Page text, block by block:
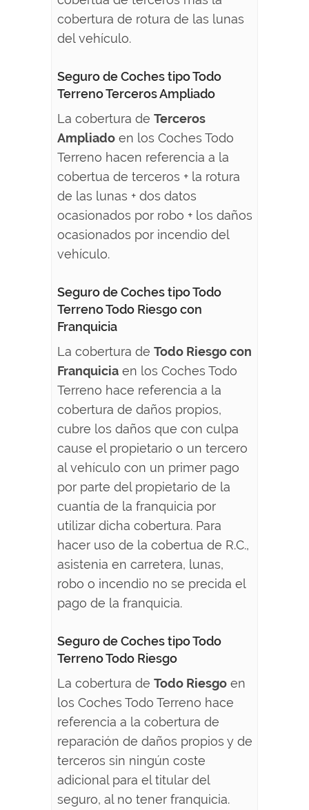
cobertura de rotura de las lunas
del vehículo.
Seguro de Coches tipo Todo
Terreno Terceros Ampliado
La cobertura de Terceros
Ampliadoen los Coches Todo
Terreno hacen referencia a la
cobertua de terceros + la rotura
de las lunas + dos datos
ocasionados por robo + los daños
ocasionados por incendio del
vehículo.
Seguro de Coches tipo Todo
Terreno Todo Riesgo con
Franquicia
La cobertura de Todo Riesgo con
Franquiciaen los Coches Todo
Terreno hace referencia a la
cobertura de daños propios,
cubre los daños que con culpa
cause el propietario o un tercero
al vehículo con un primer pago
por parte del propietario de la
cuantía de la franquicia por
utilizar dicha cobertura. Para
hacer uso de la cobertua de R.C.,
asistenia en carretera, lunas,
robo o incendio no se precida el
pago de la franquicia.
Seguro de Coches tipo Todo
Terreno Todo Riesgo
La cobertura de Todo Riesgoen
los Coches Todo Terreno hace
referencia a la cobertura de
reparación de daños propios y de
terceros sin ningún coste
adicional para el titular del
seguro, al no tener franquicia.